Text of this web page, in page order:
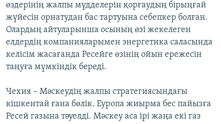
өздерінің жалпы мүдделерін қорғаудың бірыңғай
жүйесін орнатудан бас тартуына себепкер болған.
Олардың айтуларынша осының өзі жекелеген
елдердің компанияларымен энергетика саласында
келісім жасағанда Ресейге өзінің ойын ережесін
таңуға мүмкіндік береді.
Чехия – Мәскеудің жалпы стратегиясындағы
кішкентай ғана бөлік. Еуропа жиырма бес пайызға
Ресей газына тәуелді. Мәскеу аса ірі жаңа екі газ